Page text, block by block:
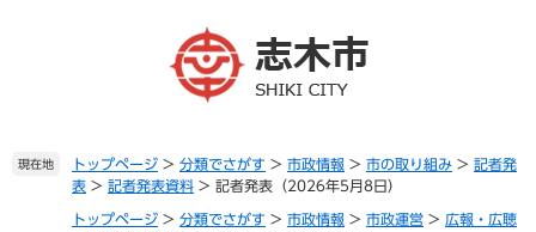
現在地 トップページ > 分類でさがす > 市政情報 > 市の取り組み > 記者発
表 > 記者発表資料 > 記者発表（2026年5月8日）
トップページ > 分類でさがす > 市政情報 > 市政運営 > 広報・広聴